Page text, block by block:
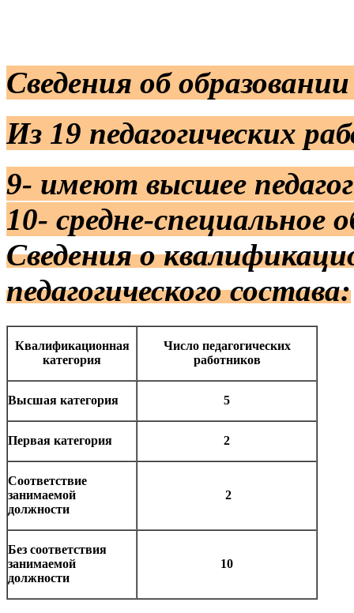
Сведения об
Из 19 педагогических
9- имеют высшее
10- средне-специальное
Сведения о
педагогического состава:
Квалификационная
категория
Число педагогических
работников
Высшая категория 5
Первая категория 2
Соответствие
занимаемой
должности
2
Без соответствия
занимаемой
должности
10